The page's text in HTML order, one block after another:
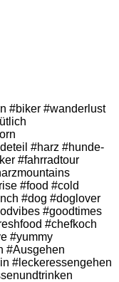
#biker #wanderlust
#harz #hunde-
#fahrradtour
#food #cold
#dog #doglover
#goodtimes
#chefkoch
#yummy
#Ausgehen
#leckeressengehen